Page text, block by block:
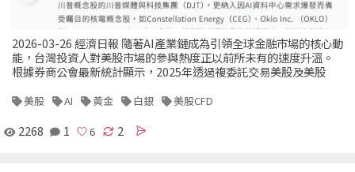
2026-03-26 經濟日報 隨著AI產業鏈成為引領全球金融市場的核心動
能，台灣投資人對美股市場的參與熱度正以前所未有的速度升溫。
根據券商公會最新統計顯示，2025年透過複委託交易美股及美股
美股 AI 黃金 白銀 美股CFD
2268 1 2